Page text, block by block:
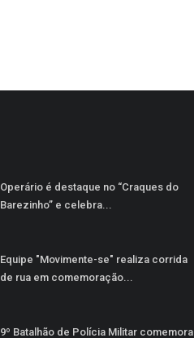
Operário é destaque no “Craques do
Barezinho” e celebra...
Equipe "Movimente-se" realiza corrida
de rua em comemoração...
9º Batalhão de Polícia Militar comemora